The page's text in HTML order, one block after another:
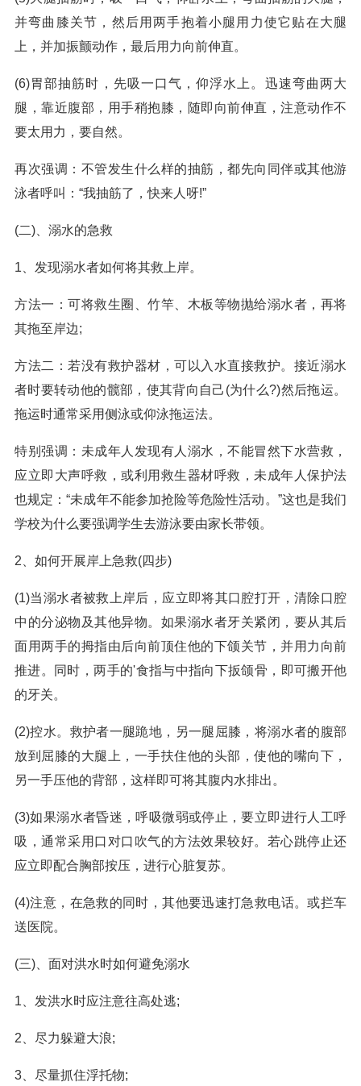
并弯曲膝关节，然后用两手抱着小腿用力使它贴在大腿
上，并加振颤动作，最后用力向前伸直。
(6)胃部抽筋时，先吸一口气，仰浮水上。迅速弯曲两大
腿，靠近腹部，用手稍抱膝，随即向前伸直，注意动作不
要太用力，要自然。
再次强调：不管发生什么样的抽筋，都先向同伴或其他游
泳者呼叫：“我抽筋了，快来人呀!”
(二)、溺水的急救
1、发现溺水者如何将其救上岸。
方法一：可将救生圈、竹竿、木板等物抛给溺水者，再将
其拖至岸边;
方法二：若没有救护器材，可以入水直接救护。接近溺水
者时要转动他的髋部，使其背向自己(为什么?)然后拖运。
拖运时通常采用侧泳或仰泳拖运法。
特别强调：未成年人发现有人溺水，不能冒然下水营救，
应立即大声呼救，或利用救生器材呼救，未成年人保护法
也规定：“未成年不能参加抢险等危险性活动。”这也是我们
学校为什么要强调学生去游泳要由家长带领。
2、如何开展岸上急救(四步)
(1)当溺水者被救上岸后，应立即将其口腔打开，清除口腔
中的分泌物及其他异物。如果溺水者牙关紧闭，要从其后
面用两手的拇指由后向前顶住他的下颌关节，并用力向前
推进。同时，两手的'食指与中指向下扳颌骨，即可搬开他
的牙关。
(2)控水。救护者一腿跪地，另一腿屈膝，将溺水者的腹部
放到屈膝的大腿上，一手扶住他的头部，使他的嘴向下，
另一手压他的背部，这样即可将其腹内水排出。
(3)如果溺水者昏迷，呼吸微弱或停止，要立即进行人工呼
吸，通常采用口对口吹气的方法效果较好。若心跳停止还
应立即配合胸部按压，进行心脏复苏。
(4)注意，在急救的同时，其他要迅速打急救电话。或拦车
送医院。
(三)、面对洪水时如何避免溺水
1、发洪水时应注意往高处逃;
2、尽力躲避大浪;
3、尽量抓住浮托物;